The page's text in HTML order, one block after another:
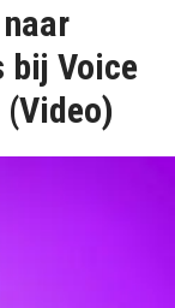
bij Voice